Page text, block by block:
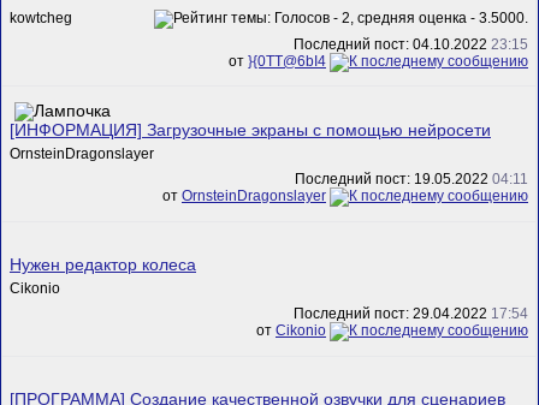
kowtcheg
Последний пост: 04.10.2022 23:15
от }{0TT@6bI4
[ИНФОРМАЦИЯ] Загрузочные экраны с помощью нейросети
OrnsteinDragonslayer
Последний пост: 19.05.2022 04:11
от OrnsteinDragonslayer
Нужен редактор колеса
Cikonio
Последний пост: 29.04.2022 17:54
от Cikonio
[ПРОГРАММА] Создание качественной озвучки для сценариев